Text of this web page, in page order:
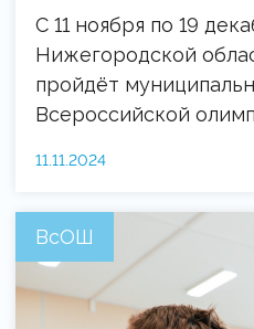
С 11 ноября по 19
Нижегородской
пройдёт
Всероссийской
11.11.2024
ВсОШ